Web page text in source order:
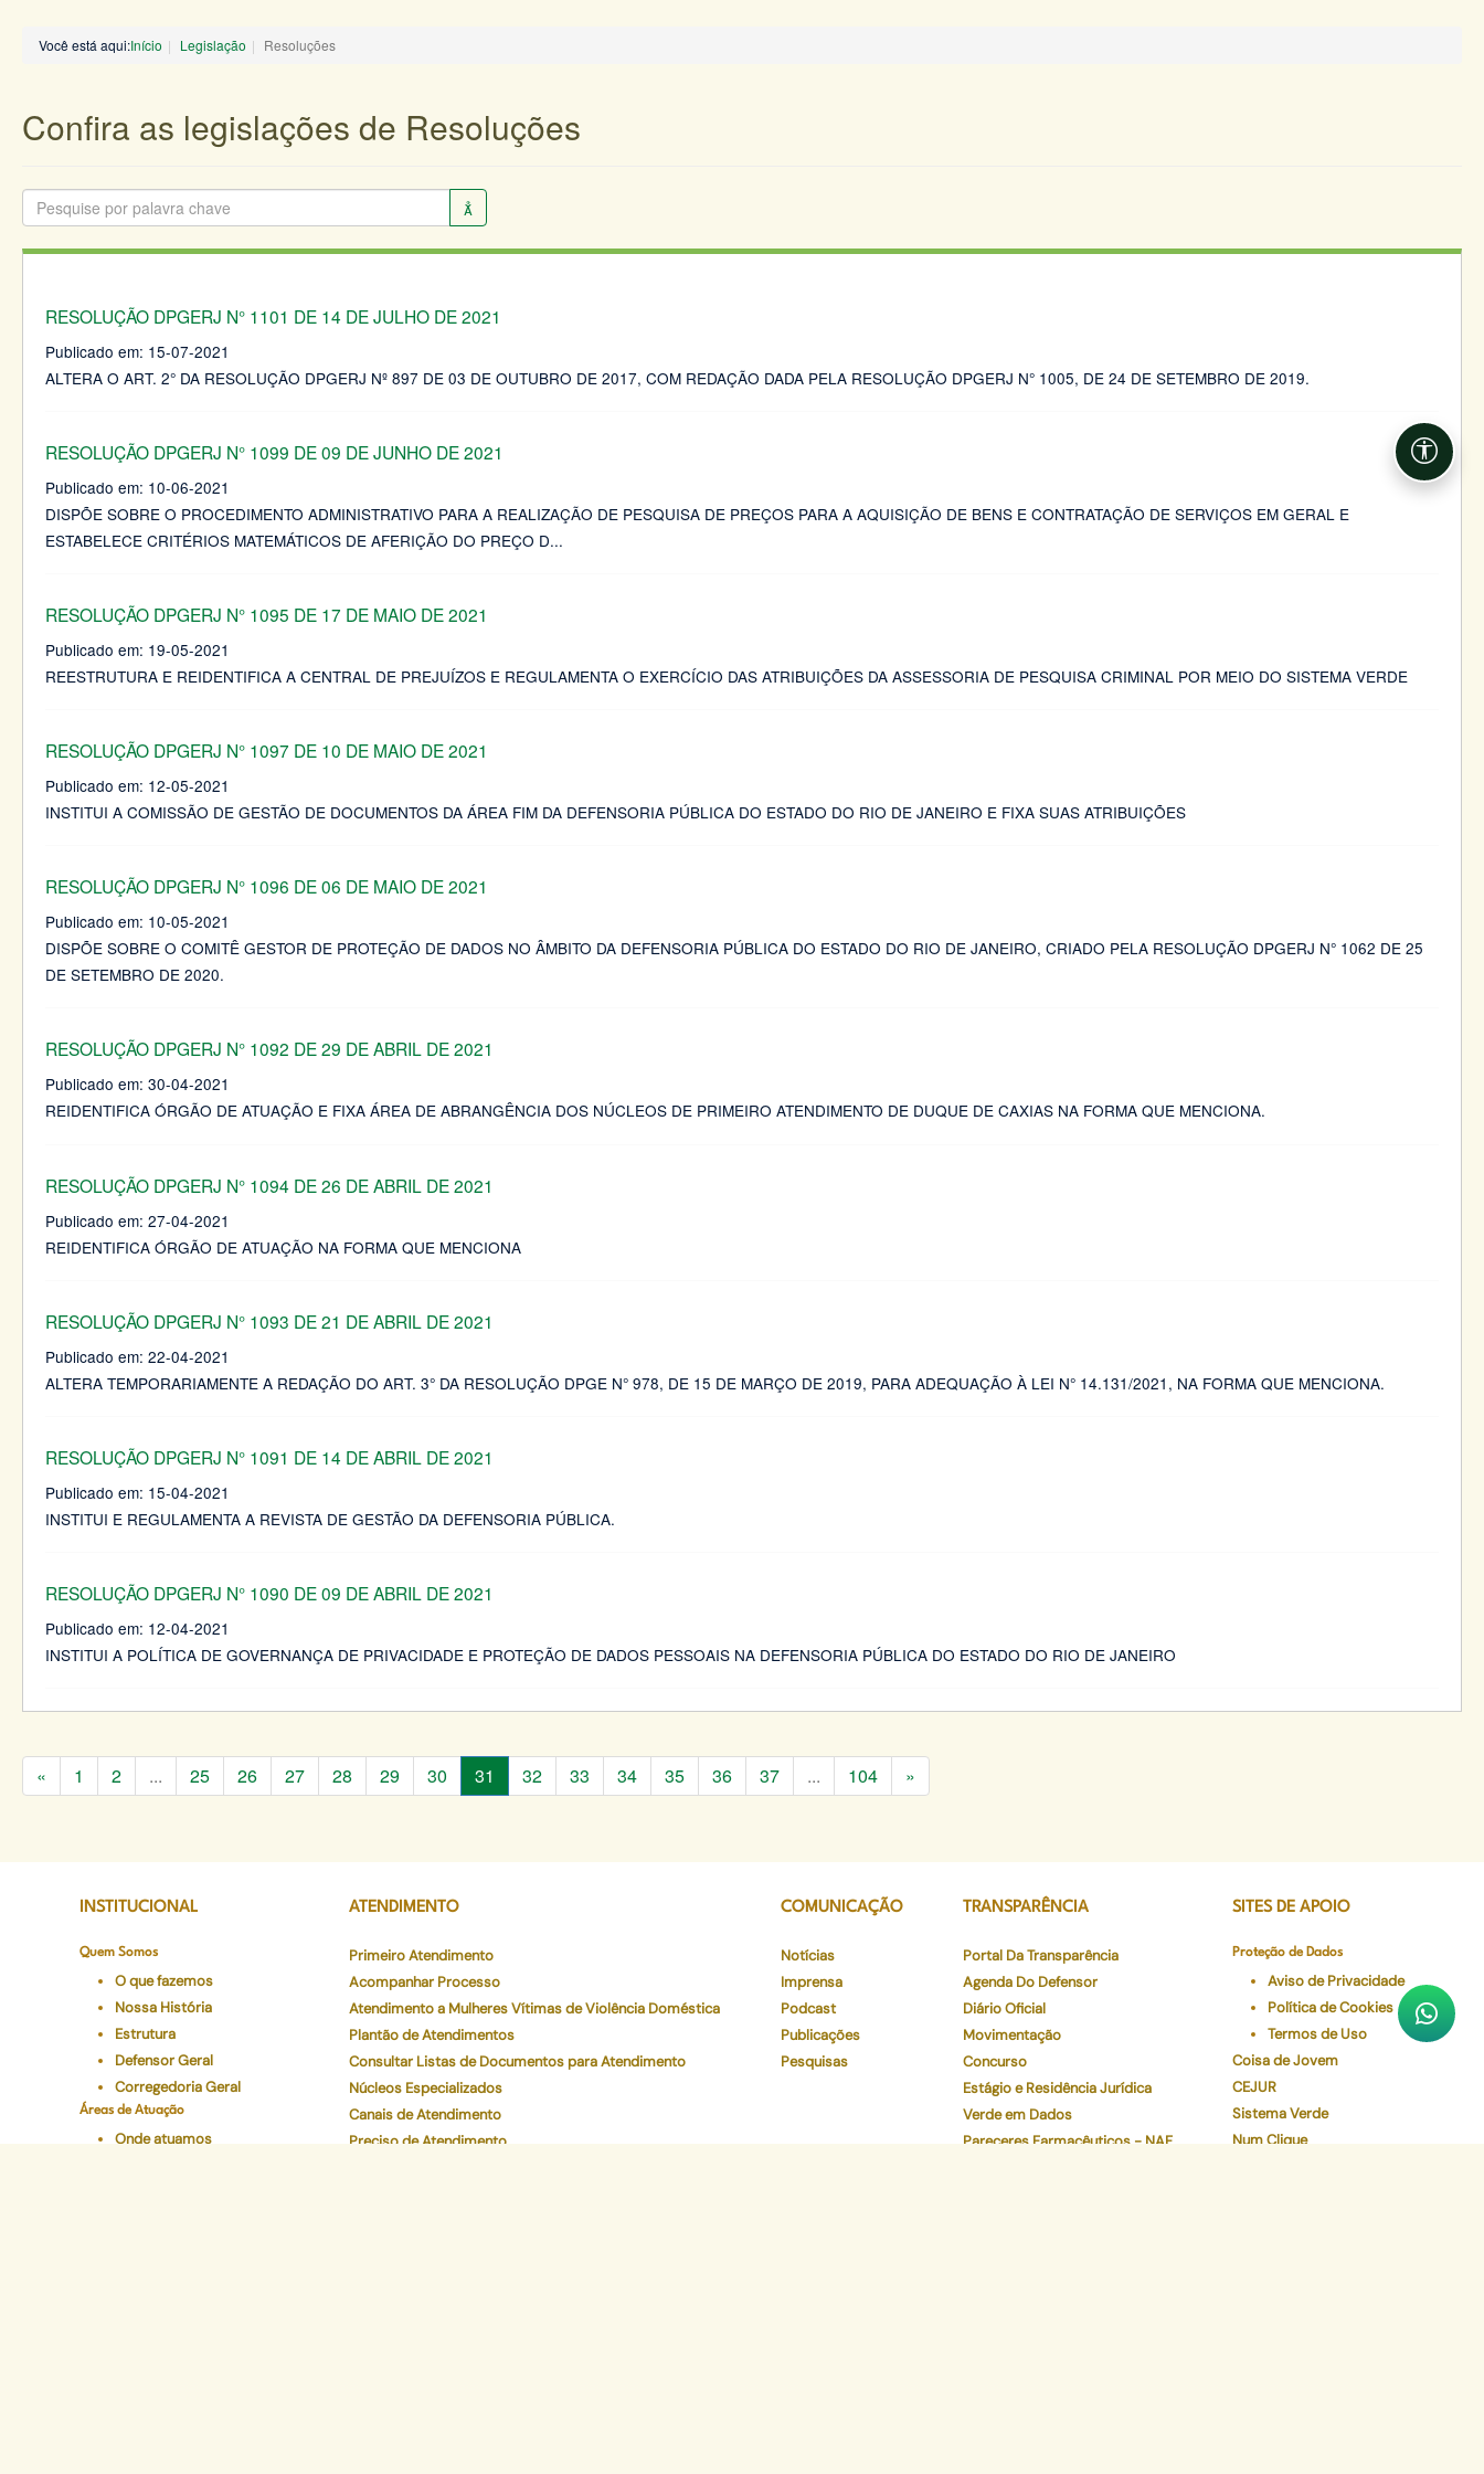
Você está aqui:Início Legislação Resoluções
Confira as legislações de Resoluções
RESOLUÇÃO DPGERJ N° 1101 DE 14 DE JULHO DE 2021
Publicado em: 15-07-2021
ALTERA O ART. 2° DA RESOLUÇÃO DPGERJ Nº 897 DE 03 DE OUTUBRO DE 2017, COM REDAÇÃO DADA PELA RESOLUÇÃO DPGERJ N° 1005, DE 24 DE SETEMBRO DE 2019.
RESOLUÇÃO DPGERJ N° 1099 DE 09 DE JUNHO DE 2021
Publicado em: 10-06-2021
DISPÕE SOBRE O PROCEDIMENTO ADMINISTRATIVO PARA A REALIZAÇÃO DE PESQUISA DE PREÇOS PARA A AQUISIÇÃO DE BENS E CONTRATAÇÃO DE SERVIÇOS EM GERAL E
ESTABELECE CRITÉRIOS MATEMÁTICOS DE AFERIÇÃO DO PREÇO D...
RESOLUÇÃO DPGERJ N° 1095 DE 17 DE MAIO DE 2021
Publicado em: 19-05-2021
REESTRUTURA E REIDENTIFICA A CENTRAL DE PREJUÍZOS E REGULAMENTA O EXERCÍCIO DAS ATRIBUIÇÕES DA ASSESSORIA DE PESQUISA CRIMINAL POR MEIO DO SISTEMA VERDE
RESOLUÇÃO DPGERJ N° 1097 DE 10 DE MAIO DE 2021
Publicado em: 12-05-2021
INSTITUI A COMISSÃO DE GESTÃO DE DOCUMENTOS DA ÁREA FIM DA DEFENSORIA PÚBLICA DO ESTADO DO RIO DE JANEIRO E FIXA SUAS ATRIBUIÇÕES
RESOLUÇÃO DPGERJ N° 1096 DE 06 DE MAIO DE 2021
Publicado em: 10-05-2021
DISPÕE SOBRE O COMITÊ GESTOR DE PROTEÇÃO DE DADOS NO ÂMBITO DA DEFENSORIA PÚBLICA DO ESTADO DO RIO DE JANEIRO, CRIADO PELA RESOLUÇÃO DPGERJ N° 1062 DE 25
DE SETEMBRO DE 2020.
RESOLUÇÃO DPGERJ N° 1092 DE 29 DE ABRIL DE 2021
Publicado em: 30-04-2021
REIDENTIFICA ÓRGÃO DE ATUAÇÃO E FIXA ÁREA DE ABRANGÊNCIA DOS NÚCLEOS DE PRIMEIRO ATENDIMENTO DE DUQUE DE CAXIAS NA FORMA QUE MENCIONA.
RESOLUÇÃO DPGERJ N° 1094 DE 26 DE ABRIL DE 2021
Publicado em: 27-04-2021
REIDENTIFICA ÓRGÃO DE ATUAÇÃO NA FORMA QUE MENCIONA
RESOLUÇÃO DPGERJ N° 1093 DE 21 DE ABRIL DE 2021
Publicado em: 22-04-2021
ALTERA TEMPORARIAMENTE A REDAÇÃO DO ART. 3° DA RESOLUÇÃO DPGE N° 978, DE 15 DE MARÇO DE 2019, PARA ADEQUAÇÃO À LEI N° 14.131/2021, NA FORMA QUE MENCIONA.
RESOLUÇÃO DPGERJ N° 1091 DE 14 DE ABRIL DE 2021
Publicado em: 15-04-2021
INSTITUI E REGULAMENTA A REVISTA DE GESTÃO DA DEFENSORIA PÚBLICA.
RESOLUÇÃO DPGERJ N° 1090 DE 09 DE ABRIL DE 2021
Publicado em: 12-04-2021
INSTITUI A POLÍTICA DE GOVERNANÇA DE PRIVACIDADE E PROTEÇÃO DE DADOS PESSOAIS NA DEFENSORIA PÚBLICA DO ESTADO DO RIO DE JANEIRO
« 1 2 ... 25 26 27 28 29 30 31 32 33 34 35 36 37 ... 104 »
INSTITUCIONAL
Quem Somos
O que fazemos
Nossa História
Estrutura
Defensor Geral
Corregedoria Geral
Áreas de Atuação
Onde atuamos
ATENDIMENTO
Primeiro Atendimento
Acompanhar Processo
Atendimento a Mulheres Vítimas de Violência Doméstica
Plantão de Atendimentos
Consultar Listas de Documentos para Atendimento
Núcleos Especializados
Canais de Atendimento
Preciso de Atendimento
COMUNICAÇÃO
Notícias
Imprensa
Podcast
Publicações
Pesquisas
TRANSPARÊNCIA
Portal Da Transparência
Agenda Do Defensor
Diário Oficial
Movimentação
Concurso
Estágio e Residência Jurídica
Verde em Dados
Pareceres Farmacêuticos - NAF
SITES DE APOIO
Proteção de Dados
Aviso de Privacidade
Política de Cookies
Termos de Uso
Coisa de Jovem
CEJUR
Sistema Verde
Num Clique